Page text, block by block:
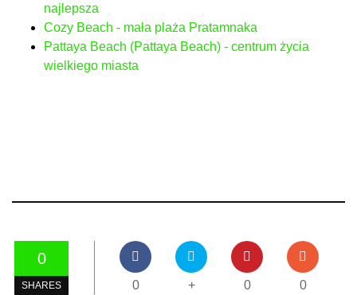
najlepsza
Cozy Beach - mała plaża Pratamnaka
Pattaya Beach (Pattaya Beach) - centrum życia
wielkiego miasta
0
SHARES 0 + 0 0